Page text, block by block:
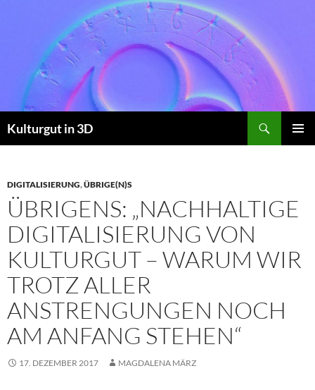
Kulturgut in 3D
DIGITALISIERUNG,ÜBRIGE(N)S
ÜBRIGENS: „NACHHALTIGE
DIGITALISIERUNG VON
KULTURGUT – WARUM WIR
TROTZ ALLER
ANSTRENGUNGEN NOCH
AM ANFANG STEHEN“
17. DEZEMBER 2017 MAGDALENA MÄRZ